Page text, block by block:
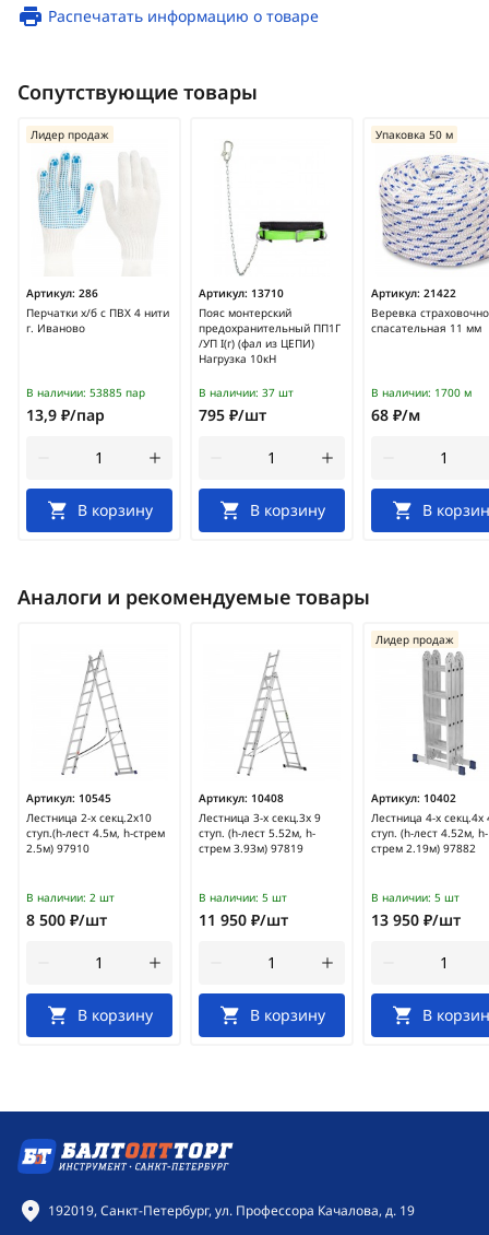
Распечатать информацию о товаре
Сопутствующие товары
Артикул: 286
Перчатки х/б с ПВХ 4 нити
г. Иваново
Лидер продаж
В наличии: 53885 пар
13,9 ₽/пар
В корзину
Артикул: 13710
Пояс монтерский
предохранительный ПП1Г
/УП I(г) (фал из ЦЕПИ)
Нагрузка 10кН
В наличии: 37 шт
795 ₽/шт
В корзину
Артикул: 21422
Веревка
спасательная 11 мм
Упаковка 50 м
В наличии: 1700 м
68 ₽/м
В
Аналоги и рекомендуемые товары
Артикул: 10545
Лестница 2-х секц.2х10
ступ.(h-лест 4.5м, h-стрем
2.5м) 97910
В наличии: 2 шт
8 500 ₽/шт
В корзину
Артикул: 10408
Лестница 3-х секц.3х 9
ступ. (h-лест 5.52м, h-
стрем 3.93м) 97819
В наличии: 5 шт
11 950 ₽/шт
В корзину
Артикул: 10402
Лестница 4-х секц.4х
ступ. (h-лест 4.52м, h-
стрем 2.19м) 97882
Лидер продаж
В наличии: 5 шт
13 950 ₽/шт
В
Контактная информация
192019, Санкт-Петербург, ул. Профессора Качалова, д. 19